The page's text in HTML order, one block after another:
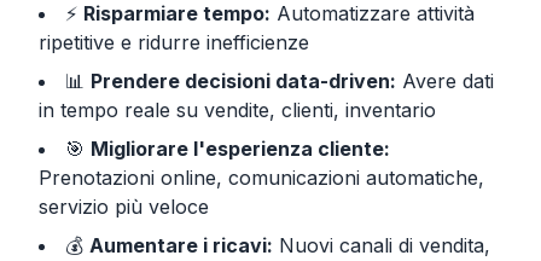
⚡ Risparmiare tempo: Automatizzare attività
ripetitive e ridurre inefficienze
📊 Prendere decisioni data-driven: Avere dati
in tempo reale su vendite, clienti, inventario
🎯 Migliorare l'esperienza cliente:
Prenotazioni online, comunicazioni automatiche,
servizio più veloce
💰 Aumentare i ricavi: Nuovi canali di vendita,